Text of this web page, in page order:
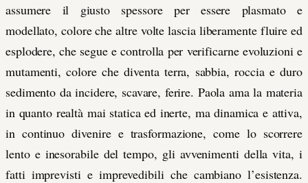
assumere il giusto spessore per essere plasmato e
modellato, colore che altre volte lascia liberamente fluire ed
esplodere, che segue e controlla per verificarne evoluzioni e
mutamenti, colore che diventa terra, sabbia, roccia e duro
sedimento da incidere, scavare, ferire. Paola ama la materia
in quanto realtà mai statica ed inerte, ma dinamica e attiva,
in continuo divenire e trasformazione, come lo scorrere
lento e inesorabile del tempo, gli avvenimenti della vita, i
fatti imprevisti e imprevedibili che cambiano l’esistenza.